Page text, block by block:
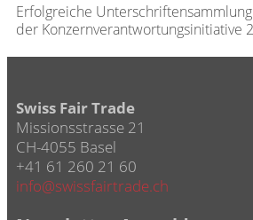
Erfolgreiche
der Konzernverantwortungsinitiative
Swiss Fair Trade
Missionsstrasse 21
CH-4055 Basel
+41 61 260 21 60
info@swissfairtrade.ch